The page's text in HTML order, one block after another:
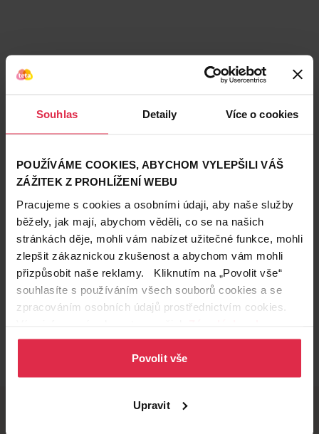
Souhlas Detaily Více o cookies
POUŽÍVÁME COOKIES, ABYCHOM VYLEPŠILI VÁŠ
ZÁŽITEK Z PROHLÍŽENÍ WEBU
Pracujeme s cookies a osobními údaji, aby naše služby
běžely, jak mají, abychom věděli, co se na našich
stránkách děje, mohli vám nabízet užitečné funkce, mohli
zlepšit zákaznickou zkušenost a abychom vám mohli
přizpůsobit naše reklamy. Kliknutím na „Povolit vše“
souhlasíte s používáním všech souborů cookies a se
zpracováním osobních údajů prostřednictvím cookies.
osobních údajů.
Povolit vše
Upravit
Podobné produkty